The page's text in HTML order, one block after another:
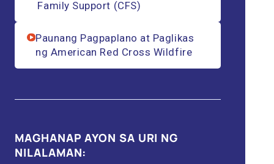
Family Support (CFS)
Paunang Pagpaplano at Paglikas
ng American Red Cross Wildfire
MAGHANAP AYON SA URI NG
NILALAMAN: